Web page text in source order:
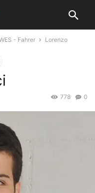
- Fahrer
Lorenzo
0
778